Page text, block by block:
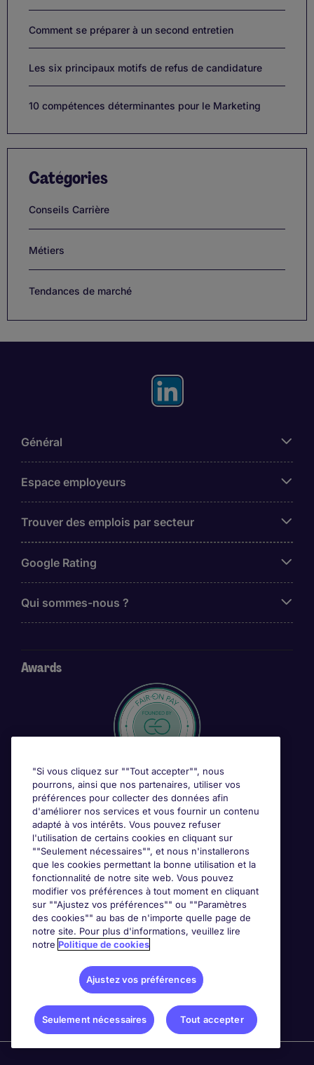
Comment se préparer à un second entretien
Les six principaux motifs de refus de candidature
10 compétences déterminantes pour le Marketing
Catégories
Conseils Carrière
Métiers
Tendances de marché
Général
Espace employeurs
Trouver des emplois par secteur
Google Rating
Qui sommes-nous ?
Awards
"Si vous cliquez sur ""Tout accepter"", nous
pourrons, ainsi que nos partenaires, utiliser vos
préférences pour collecter des données afin
d'améliorer nos services et vous fournir un contenu
adapté à vos intérêts. Vous pouvez refuser
l'utilisation de certains cookies en cliquant sur
""Seulement nécessaires"", et nous n'installerons
que les cookies permettant la bonne utilisation et la
fonctionnalité de notre site web. Vous pouvez
modifier vos préférences à tout moment en cliquant
sur ""Ajustez vos préférences"" ou ""Paramètres
des cookies"" au bas de n'importe quelle page de
notre site. Pour plus d'informations, veuillez lire
notre Politique de cookies
Ajustez vos préférences
Seulement nécessaires Tout accepter